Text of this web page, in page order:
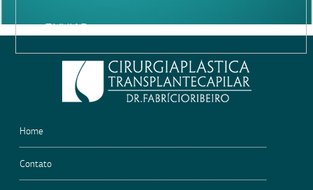
leave
Home
Contato